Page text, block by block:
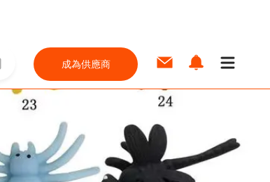
成為供應商